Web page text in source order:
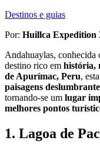
Destinos e guias
Por: Huillca Expedition
Andahuaylas, conhecida
destino rico em história,
de Apurímac, Peru,
paisagens
tornando-se um lugar
melhores pontos
1. Lagoa de